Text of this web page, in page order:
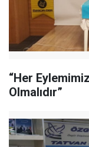
“Her
Olmalıdır”